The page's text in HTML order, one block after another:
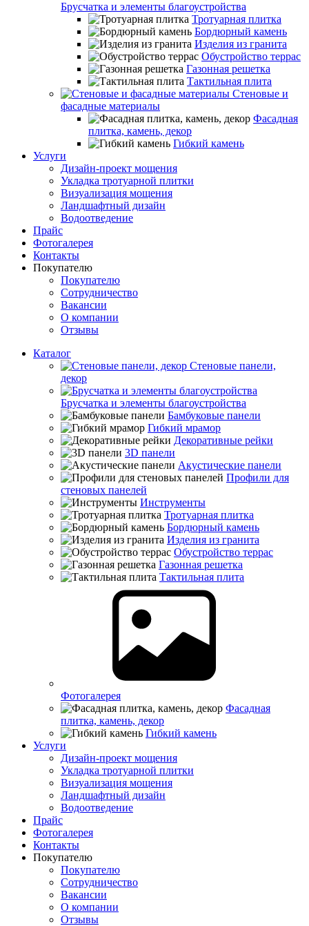
Брусчатка и элементы благоустройства
Тротуарная плитка
Бордюрный камень
Изделия из гранита
Обустройство террас
Газонная решетка
Тактильная плита
Стеновые и
фасадные материалы
Фасадная
плитка, камень, декор
Гибкий камень
Услуги
Дизайн-проект мощения
Укладка тротуарной плитки
Визуализация мощения
Ландшафтный дизайн
Водоотведение
Прайс
Фотогалерея
Контакты
Покупателю
Покупателю
Сотрудничество
Вакансии
О компании
Отзывы
Каталог
Стеновые панели,
декор
Брусчатка и элементы благоустройства
Бамбуковые панели
Гибкий мрамор
Декоративные рейки
3D панели
Акустические панели
Профили для
стеновых панелей
Инструменты
Тротуарная плитка
Бордюрный камень
Изделия из гранита
Обустройство террас
Газонная решетка
Тактильная плита
Фотогалерея
Фасадная
плитка, камень, декор
Гибкий камень
Услуги
Дизайн-проект мощения
Укладка тротуарной плитки
Визуализация мощения
Ландшафтный дизайн
Водоотведение
Прайс
Фотогалерея
Контакты
Покупателю
Покупателю
Сотрудничество
Вакансии
О компании
Отзывы